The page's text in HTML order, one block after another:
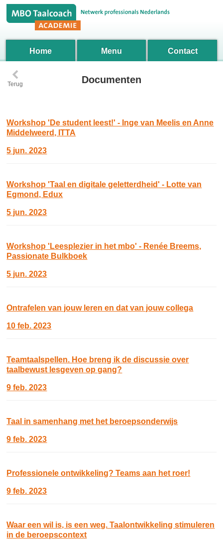
Home Menu Contact
‹
Terug Documenten
Workshop 'De student leest!' - Inge van Meelis en Anne
Middelweerd, ITTA
5 jun. 2023
Workshop 'Taal en digitale geletterdheid' - Lotte van
Egmond, Edux
5 jun. 2023
Workshop 'Leesplezier in het mbo' - Renée Breems,
Passionate Bulkboek
5 jun. 2023
Ontrafelen van jouw leren en dat van jouw collega
10 feb. 2023
Teamtaalspellen. Hoe breng ik de discussie over
taalbewust lesgeven op gang?
9 feb. 2023
Taal in samenhang met het beroepsonderwijs
9 feb. 2023
Professionele ontwikkeling? Teams aan het roer!
9 feb. 2023
Waar een wil is, is een weg. Taalontwikkeling stimuleren
in de beroepscontext